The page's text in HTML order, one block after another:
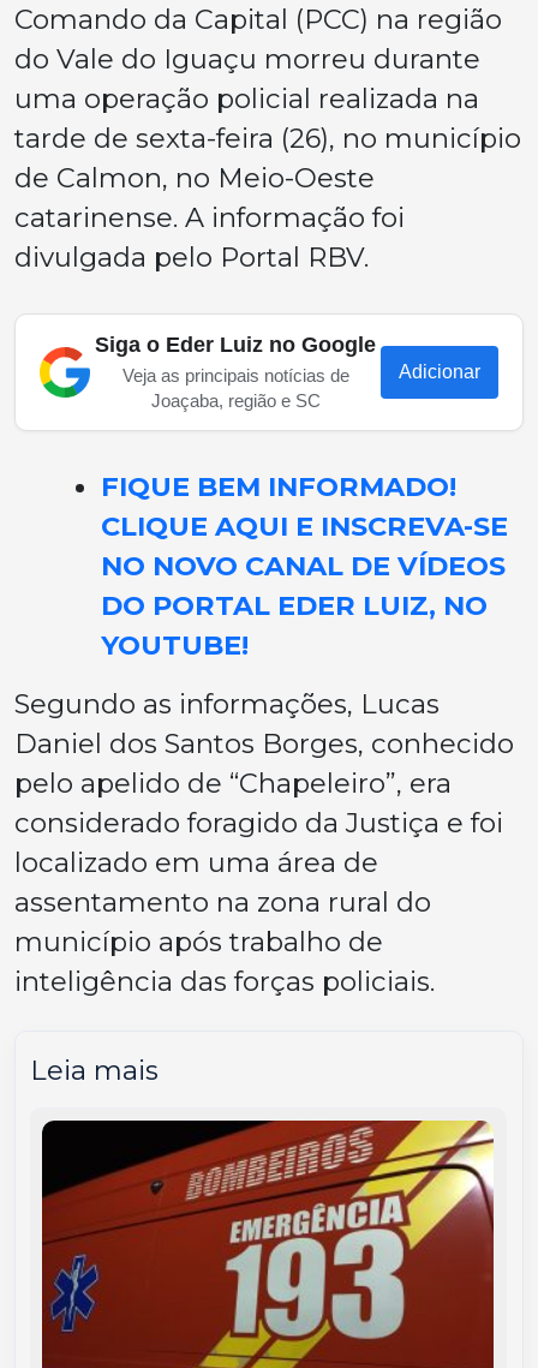
Comando da Capital (PCC) na região
do Vale do Iguaçu morreu durante
uma operação policial realizada na
tarde de sexta-feira (26), no município
de Calmon, no Meio-Oeste
catarinense. A informação foi
divulgada pelo Portal RBV.
Siga o Eder Luiz no Google
Veja as principais notícias de
Joaçaba, região e SC
Adicionar
FIQUE BEM INFORMADO!
CLIQUE AQUI E INSCREVA-SE
NO NOVO CANAL DE VÍDEOS
DO PORTAL EDER LUIZ, NO
YOUTUBE!
Segundo as informações, Lucas
Daniel dos Santos Borges, conhecido
pelo apelido de “Chapeleiro”, era
considerado foragido da Justiça e foi
localizado em uma área de
assentamento na zona rural do
município após trabalho de
inteligência das forças policiais.
Leia mais